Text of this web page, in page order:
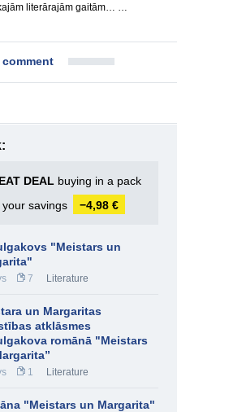
literārajām gaitām… …
DEAL buying in a pack
your savings −4,98 €
"Meistars un
7 Literature
un Margaritas
atklāsmes
romānā "Meistars
1 Literature
"Meistars un Margarita"